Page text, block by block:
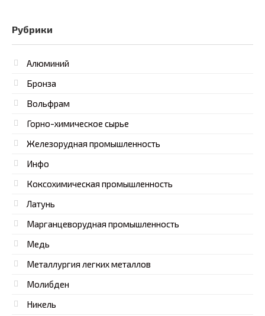
Рубрики
Алюминий
Бронза
Вольфрам
Горно-химическое сырье
Железорудная промышленность
Инфо
Коксохимическая промышленность
Латунь
Марганцеворудная промышленность
Медь
Металлургия легких металлов
Молибден
Никель